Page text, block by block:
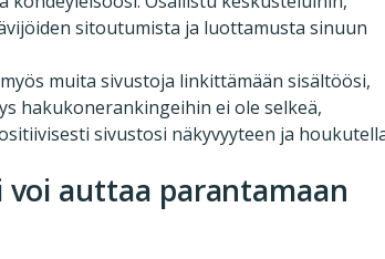
sitoutumista ja luottamusta sinuun
muita sivustoja linkittämään sisältöösi,
hakukonerankingeihin ei ole selkeä,
sivustosi näkyvyyteen ja
auttaa parantamaan